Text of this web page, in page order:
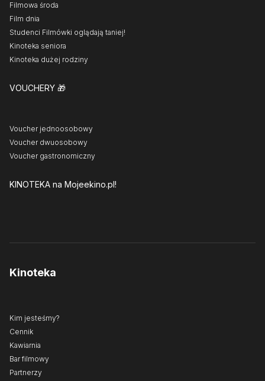
Filmowa środa
Film dnia
Studenci Filmówki oglądają taniej!
Kinoteka seniora
Kinoteka dużej rodziny
VOUCHERY 🎁
Voucher jednoosobowy
Voucher dwuosobowy
Voucher gastronomiczny
KINOTEKA na Mojeekino.pl!
Kinoteka
Kim jesteśmy?
Cennik
Kawiarnia
Bar filmowy
Partnerzy